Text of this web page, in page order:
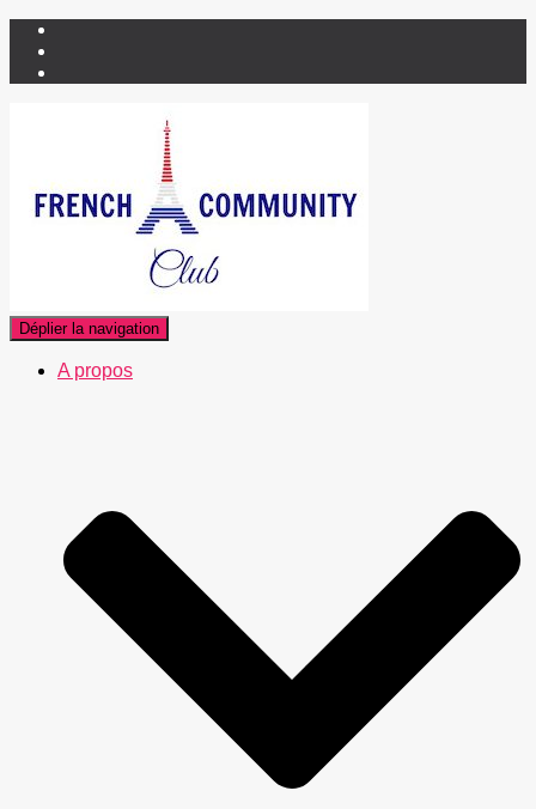
Déplier la navigation
A propos